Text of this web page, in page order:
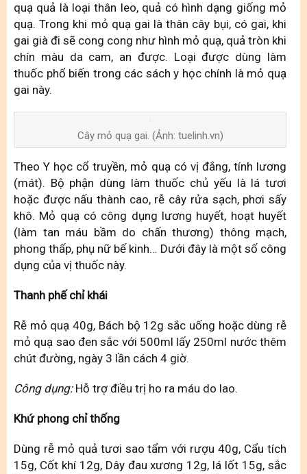
quạ quả là loại thân leo, quả có hình dạng giống mỏ
quạ. Trong khi mỏ quạ gai là thân cây bụi, có gai, khi
gai già đi sẽ cong cong như hình mỏ quạ, quả tròn khi
chín màu da cam, an được. Loại được dùng làm
thuốc phổ biến trong các sách y học chính là mỏ quạ
gai này.
Cây mỏ quạ gai. (Ảnh: tuelinh.vn)
Theo Y học cổ truyền, mỏ quạ có vị đắng, tính lương
(mát). Bộ phận dùng làm thuốc chủ yếu là lá tươi
hoặc được nấu thành cao, rễ cây rửa sạch, phơi sấy
khô. Mỏ quạ có công dụng lương huyết, hoạt huyết
(làm tan máu bầm do chấn thương) thông mạch,
phong thấp, phụ nữ bế kinh… Dưới đây là một số công
dụng của vị thuốc này.
Thanh phế chỉ khái
Rễ mỏ quạ 40g, Bách bộ 12g sắc uống hoặc dùng rễ
mỏ quạ sao đen sắc với 500ml lấy 250ml nước thêm
chút đường, ngày 3 lần cách 4 giờ.
Công dụng:Hỗ trợ điều trị ho ra máu do lao.
Khứ phong chỉ thống
Dùng rễ mỏ quả tươi sao tẩm với rượu 40g, Cẩu tích
15g, Cốt khí 12g, Dây đau xương 12g, lá lốt 15g, sắc